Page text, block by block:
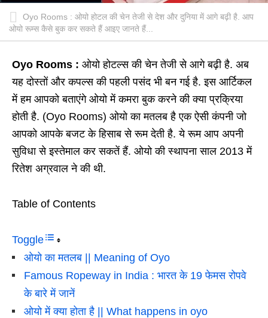
Oyo Rooms : ओयो होटल की चेन तेजी से देश और दुनिया में आगे बढ़ी है. आप
ओयो रूम्स कैसे बुक कर सकते हैं आइए जानते हैं...
Oyo Rooms : ओयो होटल्स की चेन तेजी से आगे बढ़ी है. अब
यह दोस्तों और कपल्स की पहली पसंद भी बन गई है. इस आर्टिकल
में हम आपको बताएंगे ओयो में कमरा बुक करने की क्या प्रक्रिया
होती है. (Oyo Rooms) ओयो का मतलब है एक ऐसी कंपनी जो
आपको आपके बजट के हिसाब से रूम देती है. ये रूम आप अपनी
सुविधा से इस्तेमाल कर सकतें हैं. ओयो की स्थापना साल 2013 में
रितेश अग्रवाल ने की थी.
Table of Contents
Toggle
ओयो का मतलब || Meaning of Oyo
Famous Ropeway in India : भारत के 19 फेमस रोपवे
के बारे में जानें
ओयो में क्या होता है || What happens in oyo